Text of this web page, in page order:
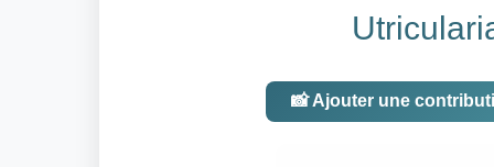
📸 Ajouter une